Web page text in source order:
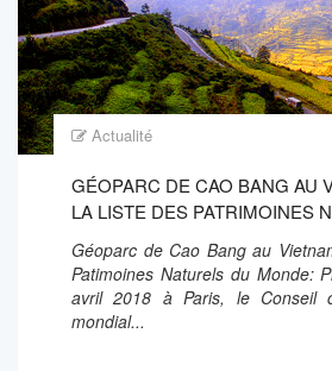
Actualité
GÉOPARC DE CAO BANG AU
LA LISTE DES PATRIMOINES
MONDE
Géoparc de Cao Bang au
Patimoines Naturels du Monde:
avril 2018 à Paris, le Conseil
mondial...